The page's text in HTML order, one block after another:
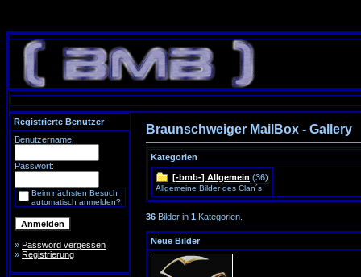
Registrierte Benutzer
Benutzername:
Passwort:
Beim nächsten Besuch
automatisch anmelden?
» Password vergessen
» Registrierung
Braunschweiger MailBox - Gallery
Kategorien
[-bmb-] Allgemein (36)
Allgemeine Bilder des Clan´s
36 Bilder in 1 Kategorien.
Neue Bilder